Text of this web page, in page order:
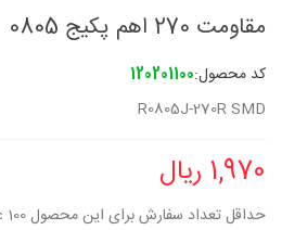
مقاومت 270 اهم پکیج 0805
کد محصول:120201100
R0805J-270R SMD
1,970 ریال
حداقل تعداد سفارش برای این محصول 100 عدد است.